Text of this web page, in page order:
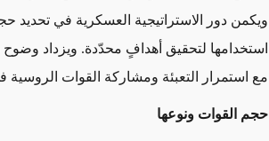
ويكمن دور الاستراتيجية العسكرية في تحديد
استخدامها لتحقيق أهدافٍ محدّدة. ويزداد
مع استمرار التعبئة ومشاركة القوات الروسية
حجم القوات ونوعها